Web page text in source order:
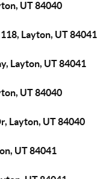
UT 84040
Layton, UT 84041
Layton, UT 84041
UT 84040
Layton, UT 84040
UT 84041